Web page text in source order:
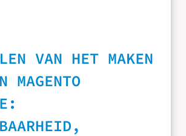
VAN HET MAKEN
MAGENTO